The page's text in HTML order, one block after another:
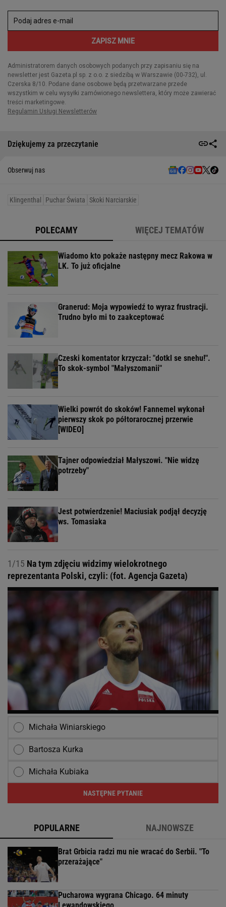
Dziękujemy za przeczytanie
Obserwuj nas
Klingenthal Puchar Świata Skoki Narciarskie
POLECAMY WIĘCEJ TEMATÓW
Wiadomo kto pokaże następny mecz Rakowa w
LK. To już oficjalne
Granerud: Moja wypowiedź to wyraz frustracji.
Trudno było mi to zaakceptować
Czeski komentator krzyczał: "dotkl se snehu!".
To skok-symbol "Małyszomanii"
Wielki powrót do skoków! Fannemel wykonał
pierwszy skok po półtorarocznej przerwie
[WIDEO]
Tajner odpowiedział Małyszowi. "Nie widzę
potrzeby"
Jest potwierdzenie! Maciusiak podjął decyzję
ws. Tomasiaka
1/15 Na tym zdjęciu widzimy wielokrotnego
reprezentanta Polski, czyli: (fot. Agencja Gazeta)
Michała Winiarskiego
Bartosza Kurka
Michała Kubiaka
NASTĘPNE PYTANIE
POPULARNE NAJNOWSZE
Brat Grbicia radzi mu nie wracać do Serbii. "To
przerażające"
Pucharowa wygrana Chicago. 64 minuty